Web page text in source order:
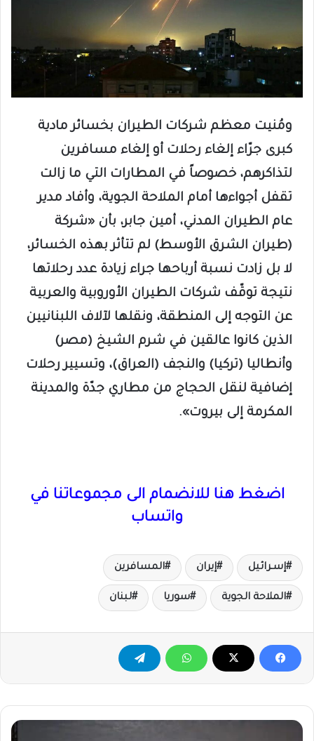
ومُنيت معظم شركات الطيران بخسائر مادية
كبرى جرّاء إلغاء رحلات أو إلغاء مسافرين
لتذاكرهم، خصوصاً في المطارات التي ما زالت
تقفل أجواءها أمام الملاحة الجوية، وأفاد مدير
عام الطيران المدني، أمين جابر، بأن «شركة
(طيران الشرق الأوسط) لم تتأثر بهذه الخسائر،
لا بل زادت نسبة أرباحها جراء زيادة عدد رحلاتها
نتيجة توقّف شركات الطيران الأوروبية والعربية
عن التوجه إلى المنطقة، ونقلها لآلاف اللبنانيين
الذين كانوا عالقين في شرم الشيخ (مصر)
وأنطاليا (تركيا) والنجف (العراق)، وتسيير رحلات
إضافية لنقل الحجاج من مطاري جدّة والمدينة
المكرمة إلى بيروت».
اضغط هنا للانضمام الى مجموعاتنا في
واتساب
إسـرائيل إيران المسافرين
الملاحة الجوية سوريا لبنان
إسرائيل